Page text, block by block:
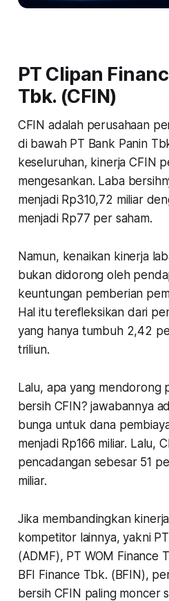
PT Clipan
Tbk. (CFIN)
CFIN adalah perusahaan
di bawah PT Bank Panin
keseluruhan, kinerja CFIN
mengesankan. Laba
menjadi Rp310,72 miliar
menjadi Rp77 per saham.
Namun, kenaikan kinerja
bukan didorong oleh
keuntungan pemberian
Hal itu terefleksikan dari
yang hanya tumbuh 2,42
triliun.
Lalu, apa yang mendorong
bersih CFIN? jawabannya
bunga untuk dana
menjadi Rp166 miliar. Lalu,
pencadangan sebesar 51
miliar.
Jika membandingkan
kompetitor lainnya, yakni
(ADMF), PT WOM Finance
BFI Finance Tbk. (BFIN),
bersih CFIN paling moncer